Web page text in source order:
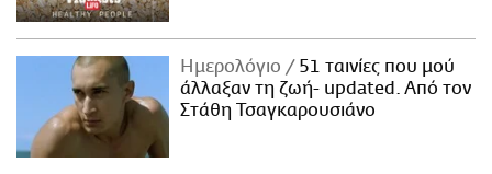
Ημερολόγιο
51 ταινίες που μού
άλλαξαν τη ζωή- updated. Aπό τον
Στάθη Τσαγκαρουσιάνο